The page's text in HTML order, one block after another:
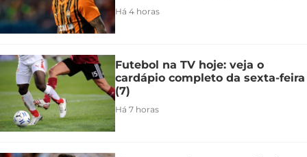
Há 4 horas
Futebol na TV hoje: veja o
cardápio completo da sexta-feira
(7)
Há 7 horas